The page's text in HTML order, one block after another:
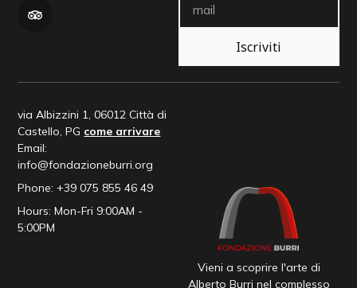
Iscriviti
Vieni a scoprire l'arte di
Alberto Burri nel complesso
via Albizzini 1, 06012 Città di
Castello, PG come arrivare
Email:
info@fondazioneburri.org
Phone: +39 075 855 46 49
Hours: Mon-Fri 9:00AM -
5:00PM